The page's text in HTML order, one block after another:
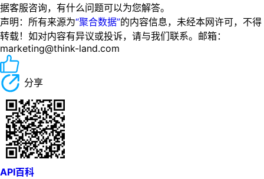
据客服咨询，有什么问题可以为您解答。
声明：所有来源为“聚合数据”的内容信息，未经本网许可，不得
转载！如对内容有异议或投诉，请与我们联系。邮箱：
marketing@think-land.com
分享
API百科